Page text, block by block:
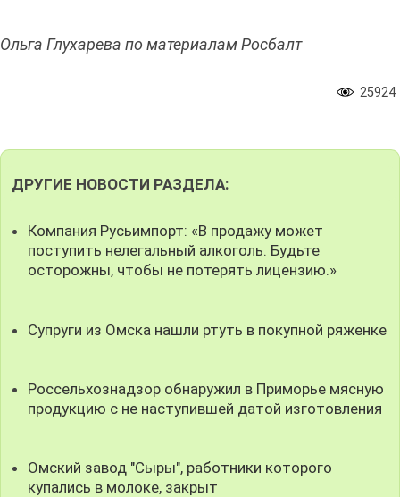
Ольга Глухарева по материалам Росбалт
25924
ДРУГИЕ НОВОСТИ РАЗДЕЛА:
Компания Русьимпорт: «В продажу может
поступить нелегальный алкоголь. Будьте
осторожны, чтобы не потерять лицензию.»
Супруги из Омска нашли ртуть в покупной ряженке
Россельхознадзор обнаружил в Приморье мясную
продукцию с не наступившей датой изготовления
Омский завод "Сыры", работники которого
купались в молоке, закрыт